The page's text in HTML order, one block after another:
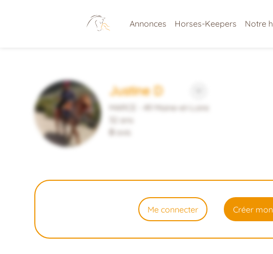
Annonces Horses-Keepers Notre
Justine D
MARCE - 49 Maine-et-Loire
32 ans
0 avis
Me connecter Créer